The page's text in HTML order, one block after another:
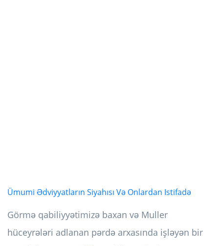
Ümumi Ədviyyatların Siyahısı Və Onlardan Istifadə
Görmə qabiliyyətimizə baxan və Muller
hüceyrələri adlanan pərdə arxasında işləyən bir